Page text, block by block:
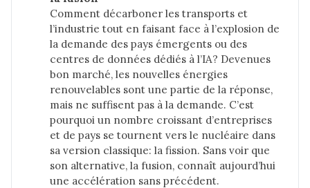
Comment décarboner les transports et
l’industrie tout en faisant face à l’explosion de
la demande des pays émergents ou des
centres de données dédiés à l’IA? Devenues
bon marché, les nouvelles énergies
renouvelables sont une partie de la réponse,
mais ne suffisent pas à la demande. C’est
pourquoi un nombre croissant d’entreprises
et de pays se tournent vers le nucléaire dans
sa version classique: la fission. Sans voir que
son alternative, la fusion, connaît aujourd’hui
une accélération sans précédent.